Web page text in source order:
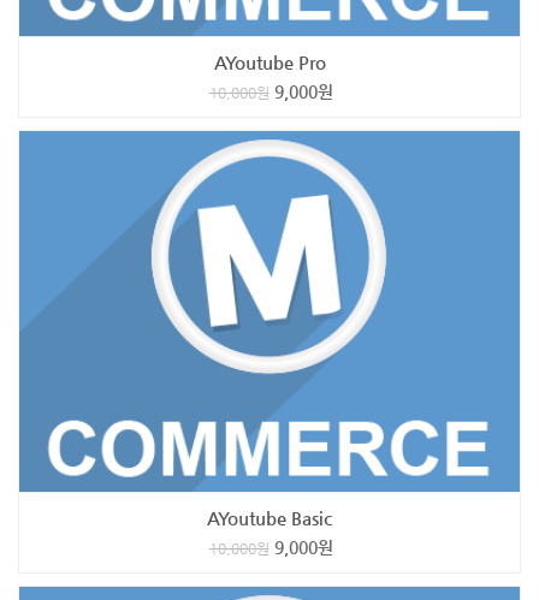
AYoutube Pro
10,000원 9,000원
AYoutube Basic
10,000원 9,000원